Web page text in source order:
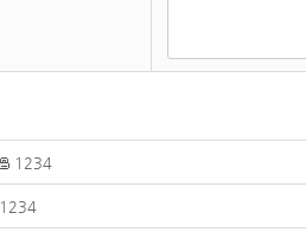
1234
1234